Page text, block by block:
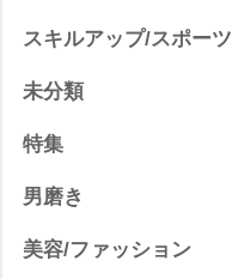
スキルアップ/スポーツ
未分類
特集
男磨き
美容/ファッション